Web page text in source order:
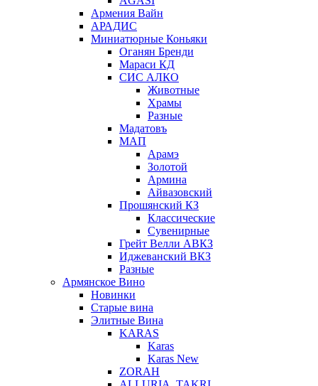
Армения Вайн
АРАДИС
Миниатюрные Коньяки
Оганян Бренди
Мараси КД
СИС АЛКО
Животные
Храмы
Разные
Мадатовъ
МАП
Арамэ
Золотой
Армина
Айвазовский
Прошянский КЗ
Классические
Сувенирные
Грейт Велли АВКЗ
Иджеванский ВКЗ
Разные
Армянское Вино
Новинки
Старые вина
Элитные Вина
KARAS
Karas
Karas New
ZORAH